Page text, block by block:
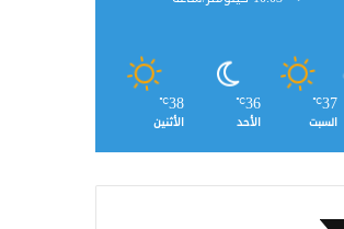
37
℃
السبت
36
℃
الأحد
38
℃
الأثنين